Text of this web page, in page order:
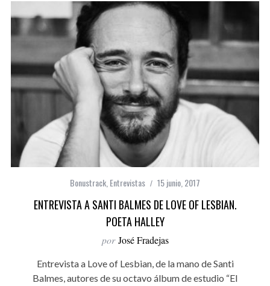
Bonustrack Entrevistas 15 junio, 2017
ENTREVISTA A SANTI BALMES DE LOVE OF LESBIAN.
POETA HALLEY
por José Fradejas
Entrevista a Love of Lesbian, de la mano de Santi
Balmes, autores de su octavo álbum de estudio “El